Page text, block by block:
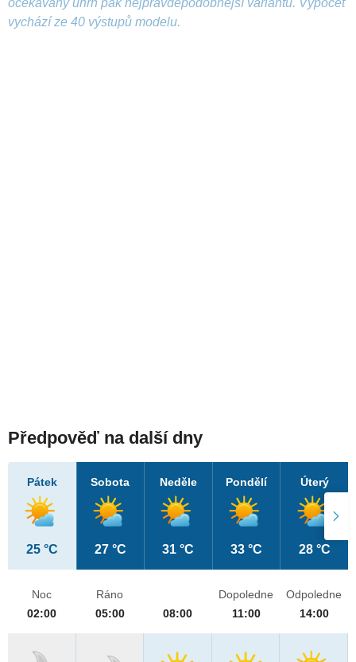
očekávaný úhrn pak nejpravděpodobnější variantu. Výpočet
vychází ze 40 výstupů modelu.
Předpověď na další dny
Pátek
25 °C
Sobota
27 °C
Neděle
31 °C
Pondělí
33 °C
Úterý
28 °C
Noc
02:00
Ráno
05:00
08:00
Dopoledne
11:00
Odpoledne
14:00